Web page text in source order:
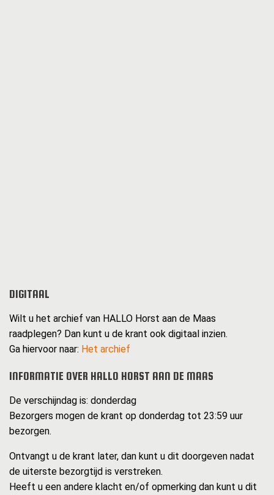
DIGITAAL
Wilt u het archief van HALLO Horst aan de Maas
raadplegen? Dan kunt u de krant ook digitaal inzien.
Ga hiervoor naar: Het archief
INFORMATIE OVER HALLO HORST AAN DE MAAS
De verschijndag is: donderdag
Bezorgers mogen de krant op donderdag tot 23:59 uur
bezorgen.
Ontvangt u de krant later, dan kunt u dit doorgeven nadat
de uiterste bezorgtijd is verstreken.
Heeft u een andere klacht en/of opmerking dan kunt u dit